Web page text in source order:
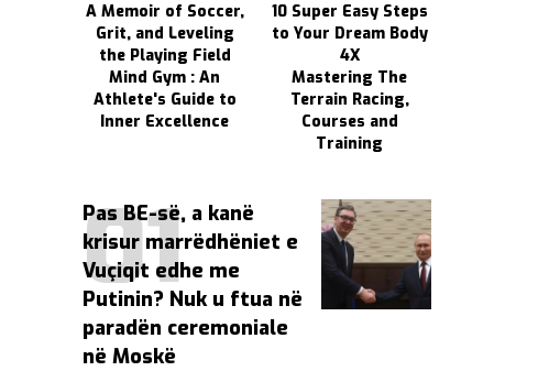
A Memoir of Soccer,
Grit, and Leveling
the Playing Field
10 Super Easy Steps
to Your Dream Body
4X
Mind Gym : An
Athlete's Guide to
Inner Excellence
Mastering The
Terrain Racing,
Courses and
Training
Pas BE-së, a kanë
krisur marrëdhëniet e
Vuçiqit edhe me
Putinin? Nuk u ftua në
paradën ceremoniale
në Moskë